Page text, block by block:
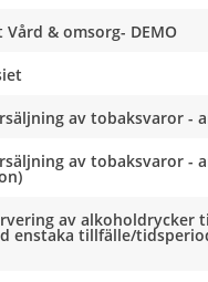
& omsorg- DEMO
av tobaksvaror -
av tobaksvaror -
av alkoholdrycker
enstaka tillfälle/